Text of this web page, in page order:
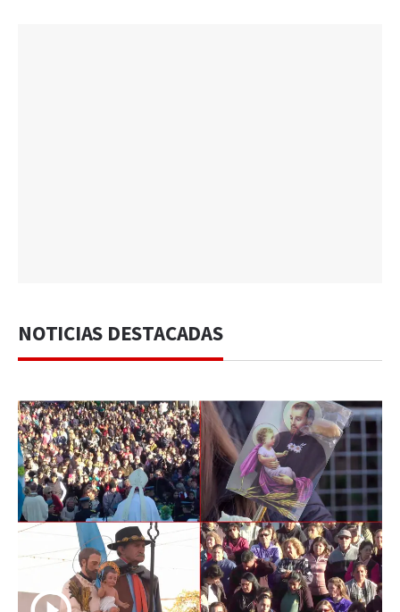
NOTICIAS DESTACADAS